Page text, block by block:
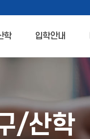
학 입학안내
/산학